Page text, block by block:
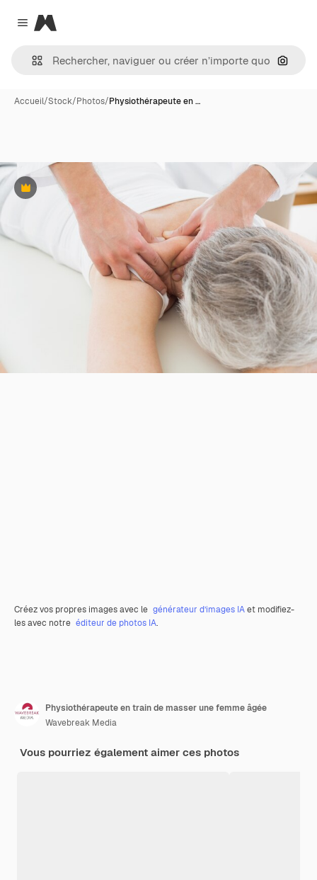
Close menu
Magnific
Accueil/Stock/Photos/Physiothérapeute en …
Premium
Créez vos propres images avec le générateur d’images IAet modifiez-
les avec notre éditeur de photos IA.
Physiothérapeute en train de masser une femme âgée
Wavebreak Media
Vous pourriez également aimer ces photos